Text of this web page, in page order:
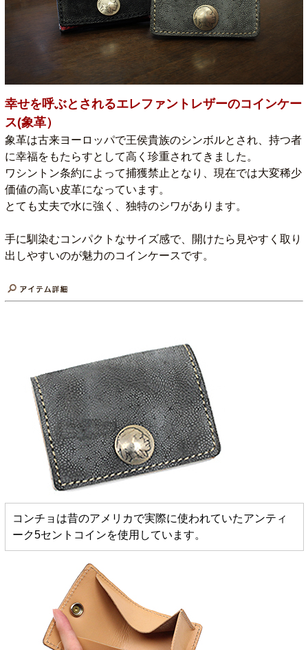
幸せを呼ぶとされるエレファントレザーのコインケー
ス(象革）
象革は古来ヨーロッパで王侯貴族のシンボルとされ、持つ者
に幸福をもたらすとして高く珍重されてきました。
ワシントン条約によって捕獲禁止となり、現在では大変稀少
価値の高い皮革になっています。
とても丈夫で水に強く、独特のシワがあります。
手に馴染むコンパクトなサイズ感で、開けたら見やすく取り
出しやすいのが魅力のコインケースです。
コンチョは昔のアメリカで実際に使われていたアンティ
ーク5セントコインを使用しています。